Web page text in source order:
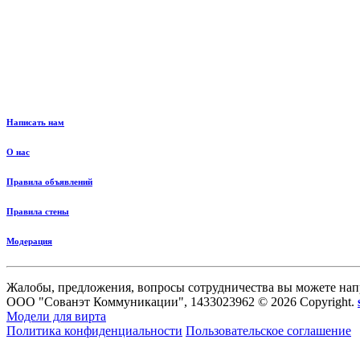
Написать нам
О нас
Правила объявлений
Правила стены
Модерация
Жалобы, предложения, вопросы сотрудничества вы можете
ООО "Сованэт Коммуникации", 1433023962 © 2026 Copyright.
Модели для вирта
Политика конфиденциальности Пользовательское соглашение